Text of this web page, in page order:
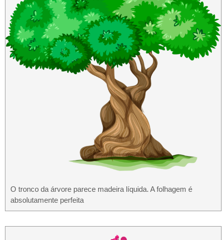
O tronco da árvore parece madeira líquida. A folhagem é
absolutamente perfeita